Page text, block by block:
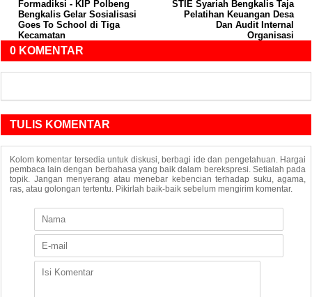
Formadiksi - KIP Polbeng
Bengkalis Gelar Sosialisasi
Goes To School di Tiga
Kecamatan
STIE Syariah Bengkalis Taja
Pelatihan Keuangan Desa
Dan Audit Internal
Organisasi
0 KOMENTAR
TULIS KOMENTAR
Kolom komentar tersedia untuk diskusi, berbagi ide dan pengetahuan. Hargai
pembaca lain dengan berbahasa yang baik dalam berekspresi. Setialah pada
topik. Jangan menyerang atau menebar kebencian terhadap suku, agama,
ras, atau golongan tertentu. Pikirlah baik-baik sebelum mengirim komentar.